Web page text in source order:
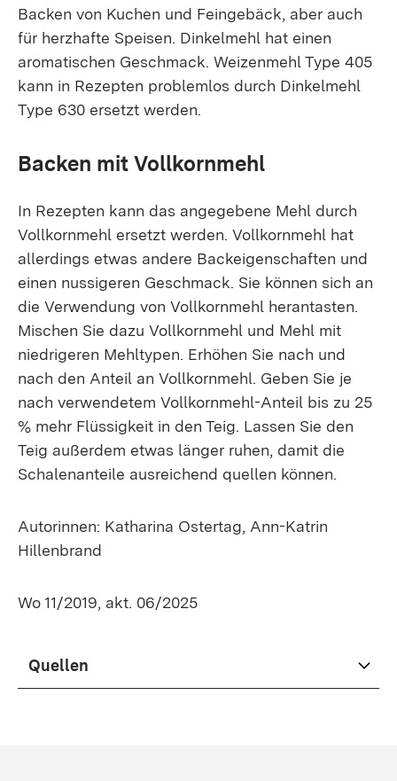
Backen von Kuchen und Feingebäck, aber auch
für herzhafte Speisen. Dinkelmehl hat einen
aromatischen Geschmack. Weizenmehl Type 405
kann in Rezepten problemlos durch Dinkelmehl
Type 630 ersetzt werden.
Backen mit Vollkornmehl
In Rezepten kann das angegebene Mehl durch
Vollkornmehl ersetzt werden. Vollkornmehl hat
allerdings etwas andere Backeigenschaften und
einen nussigeren Geschmack. Sie können sich an
die Verwendung von Vollkornmehl herantasten.
Mischen Sie dazu Vollkornmehl und Mehl mit
niedrigeren Mehltypen. Erhöhen Sie nach und
nach den Anteil an Vollkornmehl. Geben Sie je
nach verwendetem Vollkornmehl-Anteil bis zu 25
% mehr Flüssigkeit in den Teig. Lassen Sie den
Teig außerdem etwas länger ruhen, damit die
Schalenanteile ausreichend quellen können.
Autorinnen: Katharina Ostertag, Ann-Katrin
Hillenbrand
Wo 11/2019, akt. 06/2025
Quellen